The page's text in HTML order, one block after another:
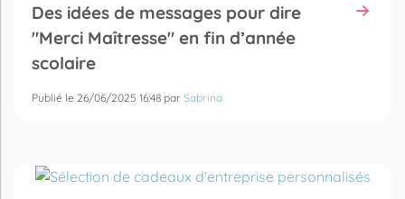
Des idées de messages pour dire
"Merci Maîtresse" en fin d’année
scolaire
Publié le 26/06/2025 16:48 par Sabrina